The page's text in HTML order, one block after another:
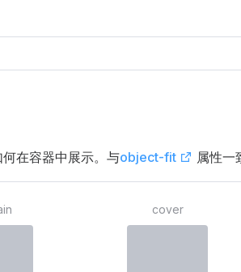
在容器中展示。与object-fit 属性一
cover